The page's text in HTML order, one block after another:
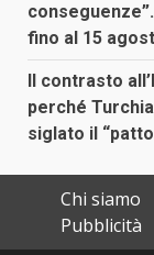
fino al 15
Il contrasto
perché
siglato il
Chi siamo
Pubblicità